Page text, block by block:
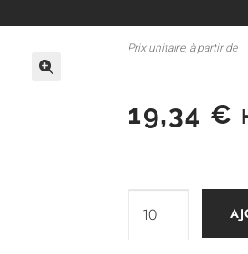
Prix unitaire, à partir de
19,34 €